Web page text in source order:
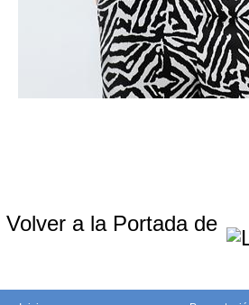
Volver a la Portada de